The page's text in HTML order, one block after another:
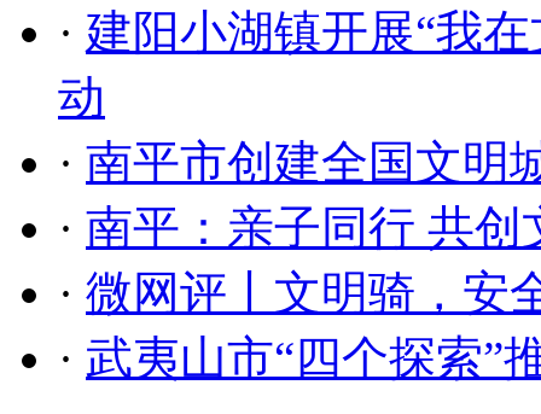
· 建阳小湖镇开展“我
动
· 南平市创建全国文明
· 南平：亲子同行 共创
· 微网评丨文明骑，安
· 武夷山市“四个探索”